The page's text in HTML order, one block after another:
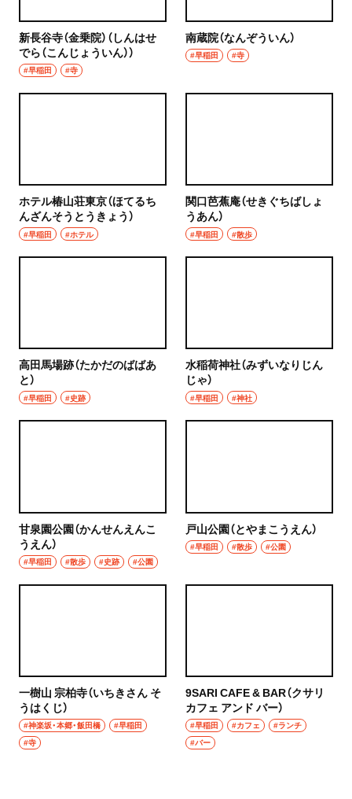
新長谷寺（金乗院）（しんはせ
でら（こんじょういん））
#早稲田 #寺
南蔵院（なんぞういん）
#早稲田 #寺
ホテル椿山荘東京（ほてるち
んざんそうとうきょう）
#早稲田 #ホテル
関口芭蕉庵（せきぐちばしょ
うあん）
#早稲田 #散歩
高田馬場跡（たかだのばばあ
と）
#早稲田 #史跡
水稲荷神社（みずいなりじん
じゃ）
#早稲田 #神社
甘泉園公園（かんせんえんこ
うえん）
#早稲田 #散歩 #史跡 #公園
戸山公園（とやまこうえん）
#早稲田 #散歩 #公園
一樹山 宗柏寺（いちきさん そ
うはくじ）
#神楽坂・本郷・飯田橋
#早稲田
#寺
9SARI CAFE & BAR（クサリ
カフェ アンド バー）
#早稲田 #カフェ
#ランチ
#バー